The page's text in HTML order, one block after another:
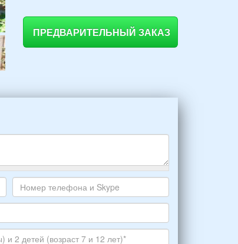
ПРЕДВАРИТЕЛЬНЫЙ ЗАКАЗ
Номер
и
Skype